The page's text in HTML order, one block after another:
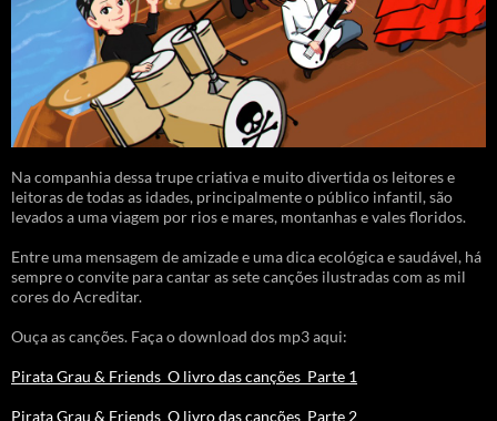
Na companhia dessa trupe criativa e muito divertida os leitores e
leitoras de todas as idades, principalmente o público infantil, são
levados a uma viagem por rios e mares, montanhas e vales floridos.
Entre uma mensagem de amizade e uma dica ecológica e saudável, há
sempre o convite para cantar as sete canções ilustradas com as mil
cores do Acreditar.
Ouça as canções. Faça o download dos mp3 aqui:
Pirata Grau & Friends_O livro das canções_Parte 1
Pirata Grau & Friends_O livro das canções_Parte 2